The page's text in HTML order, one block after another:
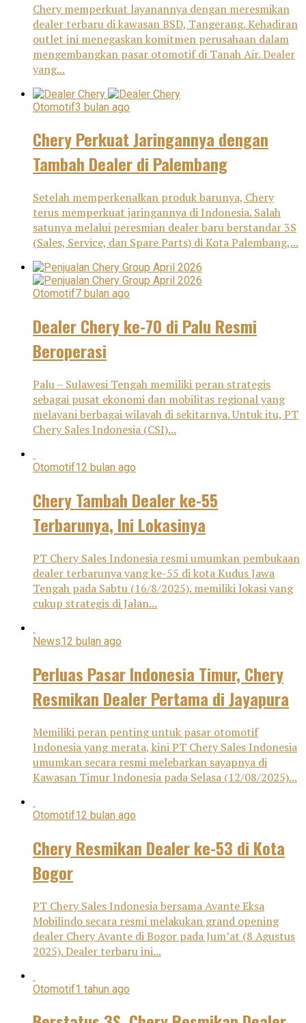
Chery memperkuat layanannya dengan meresmikan
dealer terbaru di kawasan BSD, Tangerang. Kehadiran
outlet ini menegaskan komitmen perusahaan dalam
mengembangkan pasar otomotif di Tanah Air. Dealer
yang...
Otomotif3 bulan ago
Chery Perkuat Jaringannya dengan
Tambah Dealer di Palembang
Setelah memperkenalkan produk barunya, Chery
terus memperkuat jaringannya di Indonesia. Salah
satunya melalui peresmian dealer baru berstandar 3S
(Sales, Service, dan Spare Parts) di Kota Palembang,...
Otomotif7 bulan ago
Dealer Chery ke-70 di Palu Resmi
Beroperasi
Palu – Sulawesi Tengah memiliki peran strategis
sebagai pusat ekonomi dan mobilitas regional yang
melayani berbagai wilayah di sekitarnya. Untuk itu, PT
Chery Sales Indonesia (CSI)...
Otomotif12 bulan ago
Chery Tambah Dealer ke-55
Terbarunya, Ini Lokasinya
PT Chery Sales Indonesia resmi umumkan pembukaan
dealer terbarunya yang ke-55 di kota Kudus Jawa
Tengah pada Sabtu (16/8/2025). memiliki lokasi yang
cukup strategis di Jalan...
News12 bulan ago
Perluas Pasar Indonesia Timur, Chery
Resmikan Dealer Pertama di Jayapura
Memiliki peran penting untuk pasar otomotif
Indonesia yang merata, kini PT Chery Sales Indonesia
umumkan secara resmi melebarkan sayapnya di
Kawasan Timur Indonesia pada Selasa (12/08/2025)...
Otomotif12 bulan ago
Chery Resmikan Dealer ke-53 di Kota
Bogor
PT Chery Sales Indonesia bersama Avante Eksa
Mobilindo secara resmi melakukan grand opening
dealer Chery Avante di Bogor pada Jum’at (8 Agustus
2025). Dealer terbaru ini...
Otomotif1 tahun ago